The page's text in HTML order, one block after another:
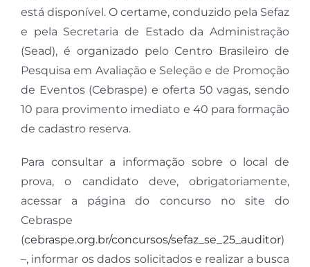
está disponível. O certame, conduzido pela Sefaz
e pela Secretaria de Estado da Administração
(Sead), é organizado pelo Centro Brasileiro de
Pesquisa em Avaliação e Seleção e de Promoção
de Eventos (Cebraspe) e oferta 50 vagas, sendo
10 para provimento imediato e 40 para formação
de cadastro reserva.
Para consultar a informação sobre o local de
prova, o candidato deve, obrigatoriamente,
acessar a página do concurso no site do
Cebraspe
(cebraspe.org.br/concursos/sefaz_se_25_auditor)
–, informar os dados solicitados e realizar a busca